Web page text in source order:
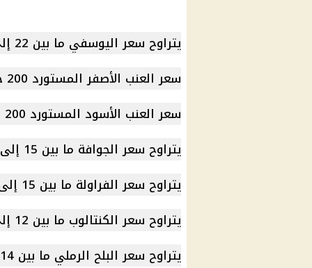
يتراوح سعر اليوسفي ما بين 22 إلى 35 جنيهًا.
سعر العنب الأصفر المستورد 200 جنيه
سعر العنب الأسود المستورد 200 جنيه
يتراوح سعر الجوافة ما بين 15 إلى 25 جنيهًا.
يتراوح سعر الفراولة ما بين 15 إلى 25 جنيهًا.
يتراوح سعر الكنتالوب ما بين 12 إلى 18 جنيهًا.
يتراوح سعر البلح الرملي ما بين 14 إلى 20 جنيهًا.